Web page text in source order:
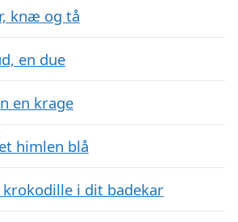
knæ og tå
en due
en krage
himlen blå
krokodille i dit badekar